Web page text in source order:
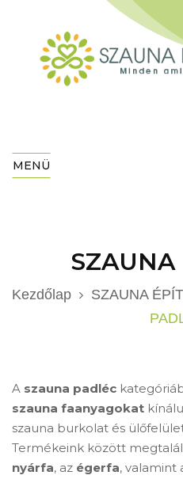
MENÜ
SZAUNA
Kezdőlap SZAUNA
A szauna padléc
szauna faanyagokat
szauna burkolat és
Termékeink között
nyárfa, az égerfa, valamint